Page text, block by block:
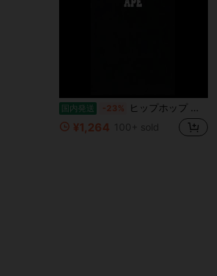
国内発送 -23% ヒップホップ 桜柄プリント 半袖 サメ猿人Tシャツ、クルーネック カートゥーン柄 純綿トップス、ユニセックス ティーンエイジャースタイル (978)
¥1,264 100+ sold